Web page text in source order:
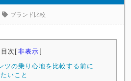
ブランド比較
目次[非表示]
ツの乗り心地を比較する前に
いこと